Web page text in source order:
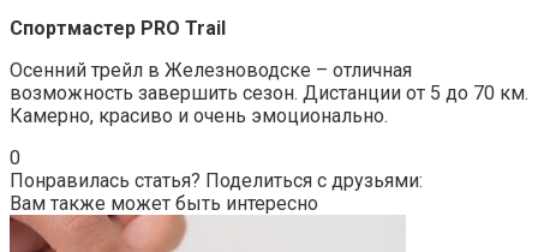
Спортмастер PRO Trail
Осенний трейл в Железноводске – отличная
возможность завершить сезон. Дистанции от 5 до 70 км.
Камерно, красиво и очень эмоционально.
0
Понравилась статья? Поделиться с друзьями:
Вам также может быть интересно